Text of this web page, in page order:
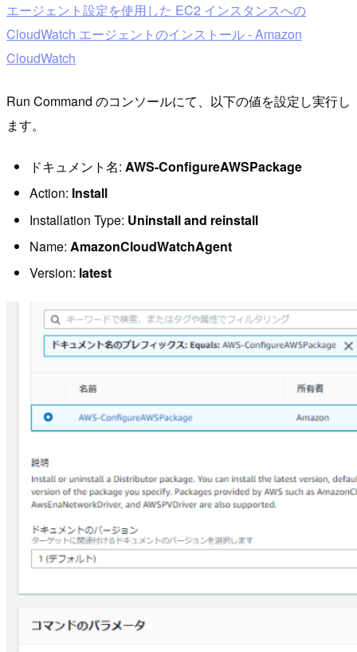
エージェント設定を使用した EC2 インスタンスへの
CloudWatch エージェントのインストール - Amazon
CloudWatch
Run Command のコンソールにて、以下の値を設定し実行し
ます。
ドキュメント名: AWS-ConfigureAWSPackage
Action: Install
Installation Type: Uninstall and reinstall
Name: AmazonCloudWatchAgent
Version: latest